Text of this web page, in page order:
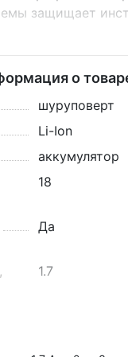
защищает
-
о
шуруповерт
Li-Ion
аккумулятор
18
Да
1.7